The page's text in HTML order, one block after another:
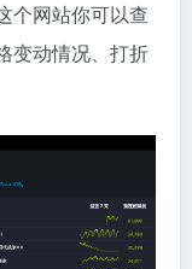
个网站你可以查
变动情况、打折